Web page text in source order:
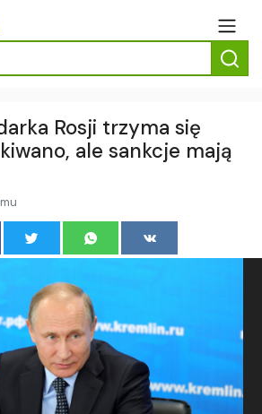
Rosji trzyma się
ale sankcje mają